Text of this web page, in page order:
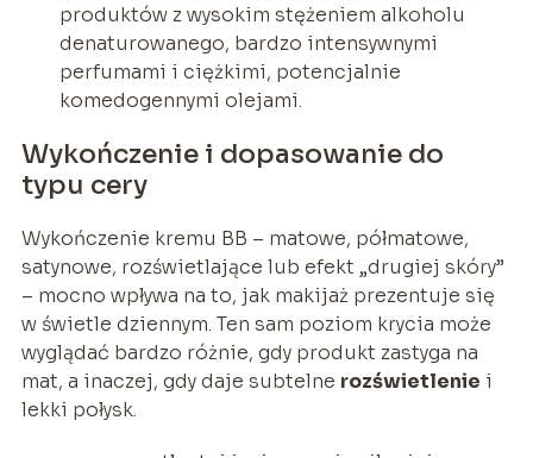
produktów z wysokim stężeniem alkoholu
denaturowanego, bardzo intensywnymi
perfumami i ciężkimi, potencjalnie
komedogennymi olejami.
Wykończenie i dopasowanie do
typu cery
Wykończenie kremu BB – matowe, półmatowe,
satynowe, rozświetlające lub efekt „drugiej skóry”
– mocno wpływa na to, jak makijaż prezentuje się
w świetle dziennym. Ten sam poziom krycia może
wyglądać bardzo różnie, gdy produkt zastyga na
mat, a inaczej, gdy daje subtelne rozświetlenie i
lekki połysk.